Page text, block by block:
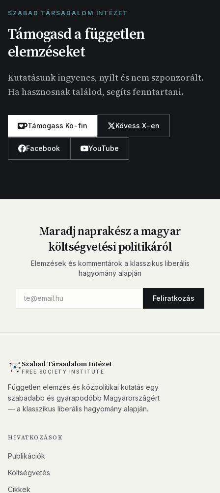
SZABAD TÁRSADALOM INTÉZET
Támogasd a független
elemzéseket
Kutatásunk ingyenes, nyílt és nem szponzorált.
Ha hasznosnak találod, segíts fenntartani.
Támogass Ko-fin Kövess X-en
Facebook YouTube
Maradj naprakész a magyar
költségvetési politikáról
Elemzések és kommentárok a klasszikus liberális
hagyomány alapján
Feliratkozás
Szabad Társadalom Intézet
FREE SOCIETY INSTITUTE
Független elemzés és közpolitikai kutatás egy
szabadabb és gyarapodóbb Magyarországért
— a klasszikus liberális hagyomány alapján.
HIVATKOZÁSOK
Publikációk
Költségvetés
Cikkek